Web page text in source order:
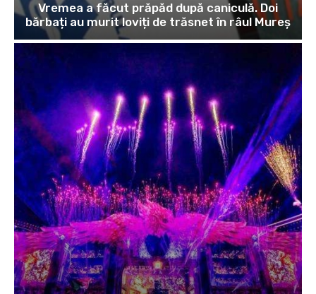
Vremea a făcut prăpăd după caniculă. Doi
bărbați au murit loviți de trăsnet în râul Mureș